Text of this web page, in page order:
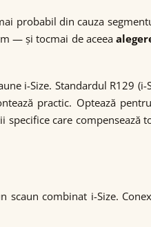
probabil din cauza
— și tocmai de aceea
i-Size. Standardul R129
practic. Optează
specifice care
combinat i-Size.